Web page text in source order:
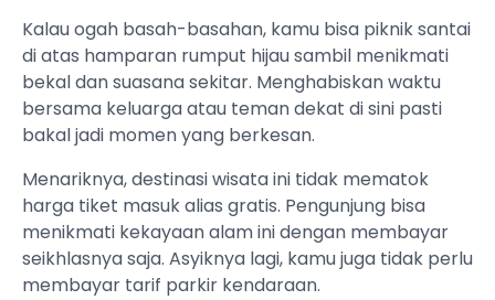
Kalau ogah basah-basahan, kamu bisa piknik santai
di atas hamparan rumput hijau sambil menikmati
bekal dan suasana sekitar. Menghabiskan waktu
bersama keluarga atau teman dekat di sini pasti
bakal jadi momen yang berkesan.
Menariknya, destinasi wisata ini tidak mematok
harga tiket masuk alias gratis. Pengunjung bisa
menikmati kekayaan alam ini dengan membayar
seikhlasnya saja. Asyiknya lagi, kamu juga tidak perlu
membayar tarif parkir kendaraan.